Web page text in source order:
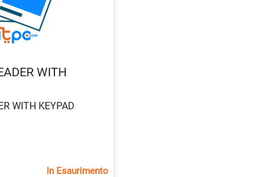
WITH
WITH KEYPAD
In Esaurimento